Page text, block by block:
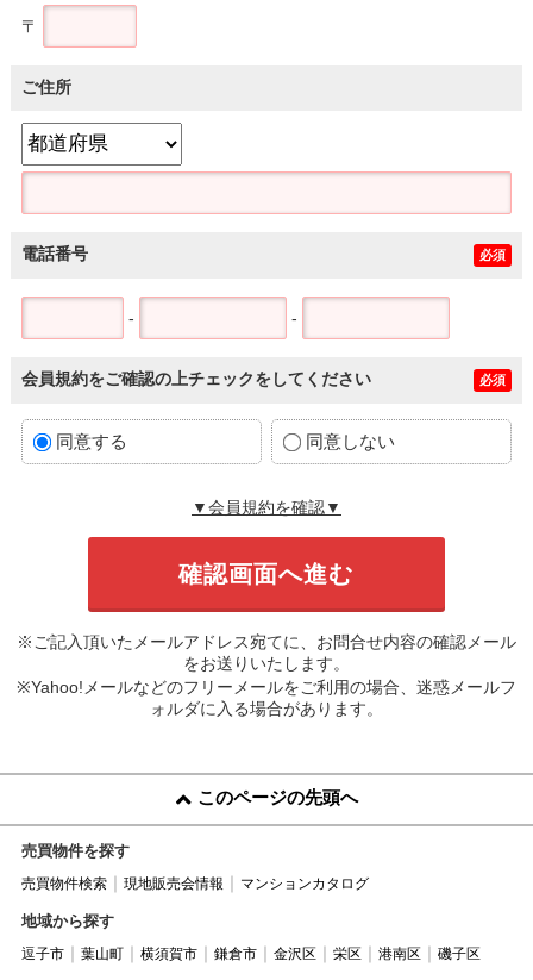
〒
ご住所
電話番号 必須
- -
会員規約をご確認の上チェックをしてください 必須
同意する 同意しない
▼会員規約を確認▼
※ご記入頂いたメールアドレス宛てに、お問合せ内容の確認メール
をお送りいたします。
※Yahoo!メールなどのフリーメールをご利用の場合、迷惑メールフ
ォルダに入る場合があります。
このページの先頭へ
売買物件を探す
売買物件検索 現地販売会情報 マンションカタログ
地域から探す
逗子市 葉山町 横須賀市 鎌倉市 金沢区 栄区 港南区 磯子区